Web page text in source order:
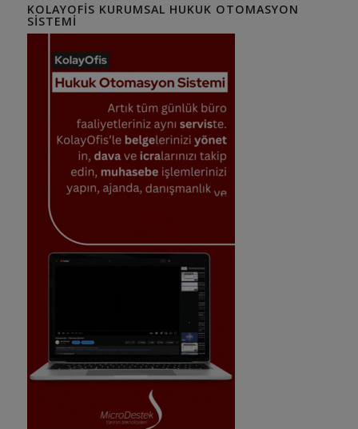
KOLAYOFIS KURUMSAL HUKUK OTOMASYON
SISTEMI